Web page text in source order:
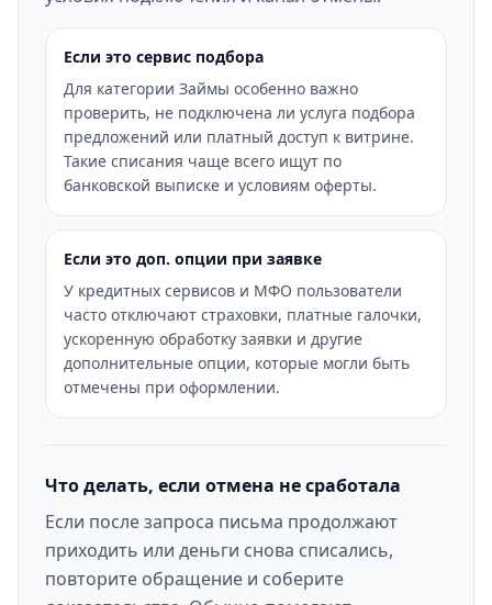
Если это сервис подбора
Для категории Займы особенно важно
проверить, не подключена ли услуга подбора
предложений или платный доступ к витрине.
Такие списания чаще всего ищут по
банковской выписке и условиям оферты.
Если это доп. опции при заявке
У кредитных сервисов и МФО пользователи
часто отключают страховки, платные галочки,
ускоренную обработку заявки и другие
дополнительные опции, которые могли быть
отмечены при оформлении.
Что делать, если отмена не сработала
Если после запроса письма продолжают
приходить или деньги снова списались,
повторите обращение и соберите